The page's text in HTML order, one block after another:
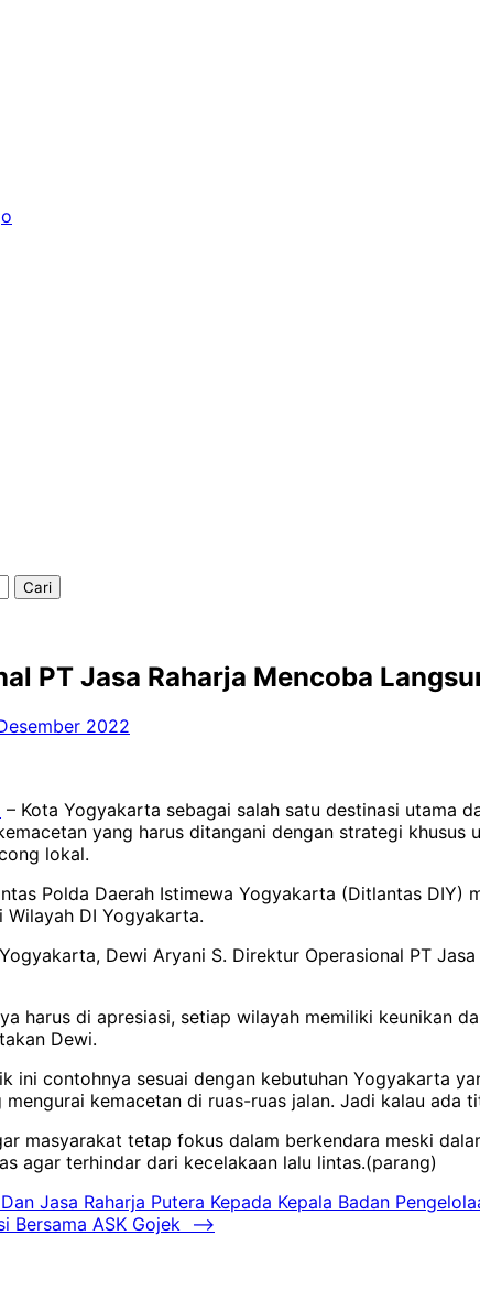
PT Jasa Raharja Mencoba
2022
– Kota Yogyakarta sebagai salah satu destinasi utama
yang harus ditangani dengan strategi
lokal.
Polda Daerah Istimewa Yogyakarta (Ditlantas
DI Yogyakarta.
Dewi Aryani S. Direktur Operasional PT
harus di apresiasi, setiap wilayah memiliki keunikan
Dewi.
ini contohnya sesuai dengan kebutuhan Yogyakarta
kemacetan di ruas-ruas jalan. Jadi kalau
masyarakat tetap fokus dalam berkendara meski
agar terhindar dari kecelakaan lalu lintas.(parang)
Jasa Raharja Putera Kepada Kepala Badan
Bersama ASK Gojek
⟶